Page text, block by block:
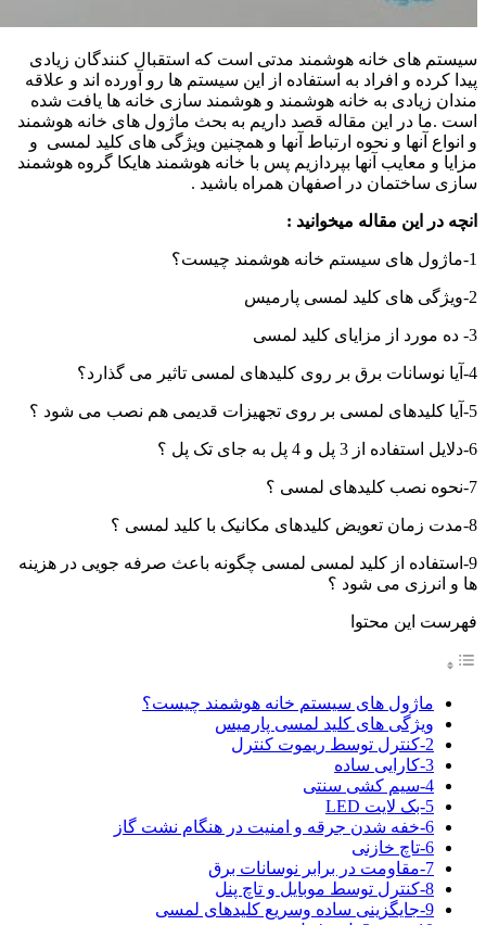
سیستم های خانه هوشمند مدتی است که استقبال کنندگان زیادی
پیدا کرده و افراد به استفاده از این سیستم ها رو آورده اند و علاقه
مندان زیادی به خانه هوشمند و هوشمند سازی خانه ها یافت شده
است .ما در این مقاله قصد داریم به بحث ماژول های خانه هوشمند
و انواع آنها و نحوه ارتباط آنها و همچنین ویژگی های کلید لمسی و
مزایا و معایب آنها بپردازیم پس با خانه هوشمند هایکا گروه هوشمند
سازی ساختمان در اصفهان همراه باشید .
انچه در این مقاله میخوانید :
1-ماژول های سیستم خانه هوشمند چیست؟
2-ویژگی های کلید لمسی پارمیس
3- ده مورد از مزایای کلید لمسی
4-آیا نوسانات برق بر روی کلیدهای لمسی تاثیر می گذارد؟
5-آیا کلیدهای لمسی بر روی تجهیزات قدیمی هم نصب می شود ؟
6-دلایل استفاده از 3 پل و 4 پل به جای تک پل ؟
7-نحوه نصب کلیدهای لمسی ؟
8-مدت زمان تعویض کلیدهای مکانیک با کلید لمسی ؟
9-استفاده از کلید لمسی لمسی چگونه باعث صرفه جویی در هزینه
ها و انرزی می شود ؟
فهرست این محتوا
ماژول های سیستم خانه هوشمند چیست؟
ویژگی های کلید لمسی پارمیس
2-کنترل توسط ریموت کنترل
3-کارایی ساده
4-سیم کشی سنتی
5-بک لایت LED
6-خفه شدن جرقه و امنیت در هنگام نشت گاز
6-تاچ خازنی
7-مقاومت در برابر نوسانات برق
8-کنترل توسط موبایل و تاچ پنل
9-جایگزینی ساده وسریع کلیدهای لمسی